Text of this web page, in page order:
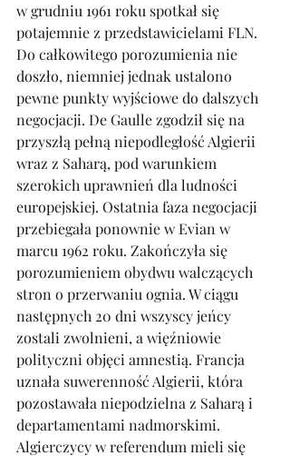
w grudniu 1961 roku spotkał się
potajemnie z przedstawicielami FLN.
Do całkowitego porozumienia nie
doszło, niemniej jednak ustalono
pewne punkty wyjściowe do dalszych
negocjacji. De Gaulle zgodził się na
przyszłą pełną niepodległość Algierii
wraz z Saharą, pod warunkiem
szerokich uprawnień dla ludności
europejskiej. Ostatnia faza negocjacji
przebiegała ponownie w Evian w
marcu 1962 roku. Zakończyła się
porozumieniem obydwu walczących
stron o przerwaniu ognia. W ciągu
następnych 20 dni wszyscy jeńcy
zostali zwolnieni, a więźniowie
polityczni objęci amnestią. Francja
uznała suwerenność Algierii, która
pozostawała niepodzielna z Saharą i
departamentami nadmorskimi.
Algierczycy w referendum mieli się